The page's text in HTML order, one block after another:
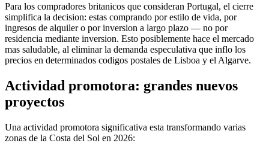
Para los compradores britanicos que consideran Portugal, el cierre
simplifica la decision: estas comprando por estilo de vida, por
ingresos de alquiler o por inversion a largo plazo — no por
residencia mediante inversion. Esto posiblemente hace el mercado
mas saludable, al eliminar la demanda especulativa que inflo los
precios en determinados codigos postales de Lisboa y el Algarve.
Actividad promotora: grandes nuevos
proyectos
Una actividad promotora significativa esta transformando varias
zonas de la Costa del Sol en 2026: